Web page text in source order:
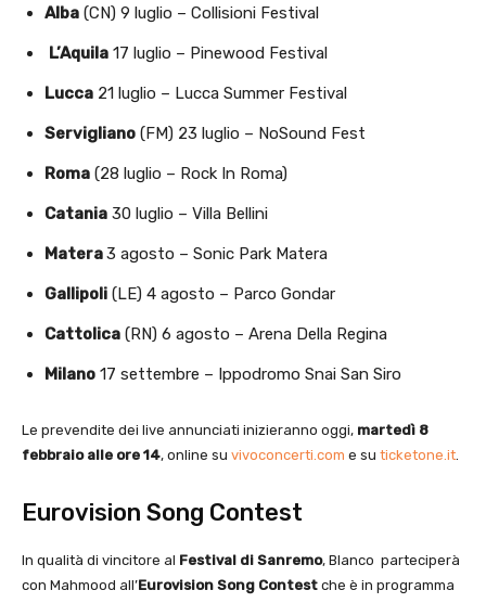
Alba (CN) 9 luglio – Collisioni Festival
L’Aquila 17 luglio – Pinewood Festival
Lucca 21 luglio – Lucca Summer Festival
Servigliano (FM) 23 luglio – NoSound Fest
Roma (28 luglio – Rock In Roma)
Catania 30 luglio – Villa Bellini
Matera3 agosto – Sonic Park Matera
Gallipoli (LE) 4 agosto – Parco Gondar
Cattolica (RN) 6 agosto – Arena Della Regina
Milano 17 settembre – Ippodromo Snai San Siro
Le prevendite dei live annunciati inizieranno oggi, martedì 8
febbraio alle ore 14, online su vivoconcerti.com e su ticketone.it.
Eurovision Song Contest
In qualità di vincitore al Festival di Sanremo, Blanco parteciperà
con Mahmood all’Eurovision Song Contest che è in programma